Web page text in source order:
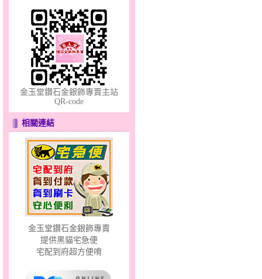
幸福祈願～金銀鋼套鍊
幸福洋溢～金銀鋼套鍊
金玉堂鑽石金銀飾專賣主站
QR-code
相關連結
金玉堂鑽石金銀飾專賣
提供黑貓宅急便
宅配到府超方便唷